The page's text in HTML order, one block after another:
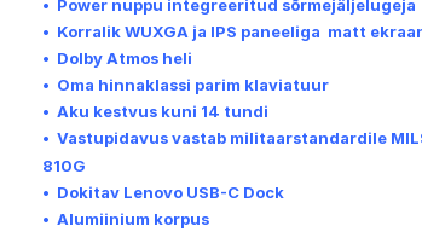
• Power nuppu integreeritud sõrmejäljelugeja
• Korralik WUXGA ja IPS paneeliga matt
• Dolby Atmos heli
• Oma hinnaklassi parim klaviatuur
• Aku kestvus kuni 14 tundi
• Vastupidavus vastab militaarstandardile
810G
• Dokitav Lenovo USB-C Dock
• Alumiinium korpus